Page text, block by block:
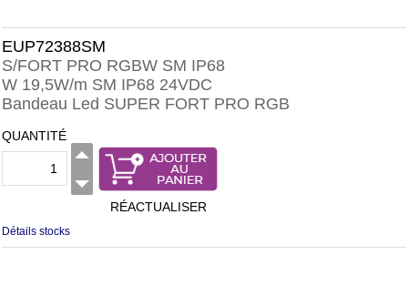
EUP72388SM
S/FORT PRO RGBW SM IP68
W 19,5W/m SM IP68 24VDC
Bandeau Led SUPER FORT PRO RGB
QUANTITÉ
RÉACTUALISER
Détails stocks